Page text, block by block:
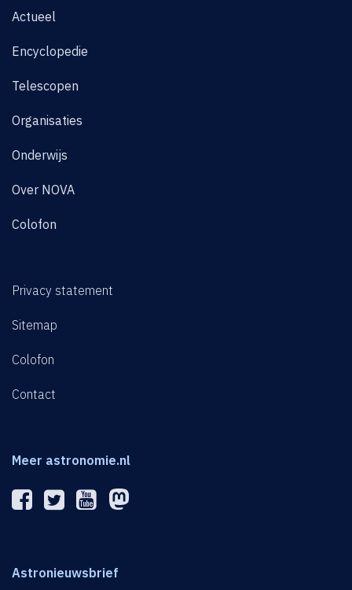
Actueel
Encyclopedie
Telescopen
Organisaties
Onderwijs
Over NOVA
Colofon
Privacy statement
Sitemap
Colofon
Contact
Meer astronomie.nl
Astronieuwsbrief